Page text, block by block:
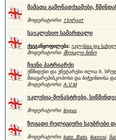
მამათა გამონათქვამები,
მოდერატორი: †სერგი†
საეკლესიო სამართალი
ქვეგანყოფილება: ეკლესია და
მოდერატორი: მხევალი ნინო
ჩვენი პატრიარქი
უწმიდესი და უნეტარესი ილია II,
მთავარეპისკოპოსი და ბიჭვინთისა
მოდერატორი: A.V.M
ეკლესია-მონასტრები,
მოდერატორი: lingvo
ზოგადი რელიგიური საუბრები
მოდერატორი: kato_Bato, ikanosi,